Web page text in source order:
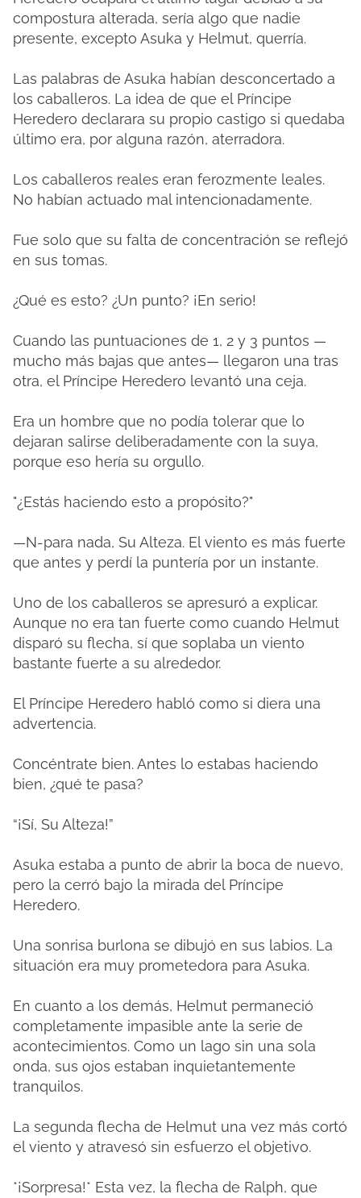
compostura alterada, sería algo que nadie
presente, excepto Asuka y Helmut, querría.
Las palabras de Asuka habían desconcertado a
los caballeros. La idea de que el Príncipe
Heredero declarara su propio castigo si quedaba
último era, por alguna razón, aterradora.
Los caballeros reales eran ferozmente leales.
No habían actuado mal intencionadamente.
Fue solo que su falta de concentración se reflejó
en sus tomas.
¿Qué es esto? ¿Un punto? ¡En serio!
Cuando las puntuaciones de 1, 2 y 3 puntos —
mucho más bajas que antes— llegaron una tras
otra, el Príncipe Heredero levantó una ceja.
Era un hombre que no podía tolerar que lo
dejaran salirse deliberadamente con la suya,
porque eso hería su orgullo.
"¿Estás haciendo esto a propósito?"
—N-para nada, Su Alteza. El viento es más fuerte
que antes y perdí la puntería por un instante.
Uno de los caballeros se apresuró a explicar.
Aunque no era tan fuerte como cuando Helmut
disparó su flecha, sí que soplaba un viento
bastante fuerte a su alrededor.
El Príncipe Heredero habló como si diera una
advertencia.
Concéntrate bien. Antes lo estabas haciendo
bien, ¿qué te pasa?
“¡Sí, Su Alteza!”
Asuka estaba a punto de abrir la boca de nuevo,
pero la cerró bajo la mirada del Príncipe
Heredero.
Una sonrisa burlona se dibujó en sus labios. La
situación era muy prometedora para Asuka.
En cuanto a los demás, Helmut permaneció
completamente impasible ante la serie de
acontecimientos. Como un lago sin una sola
onda, sus ojos estaban inquietantemente
tranquilos.
La segunda flecha de Helmut una vez más cortó
el viento y atravesó sin esfuerzo el objetivo.
*¡Sorpresa!* Esta vez, la flecha de Ralph, que